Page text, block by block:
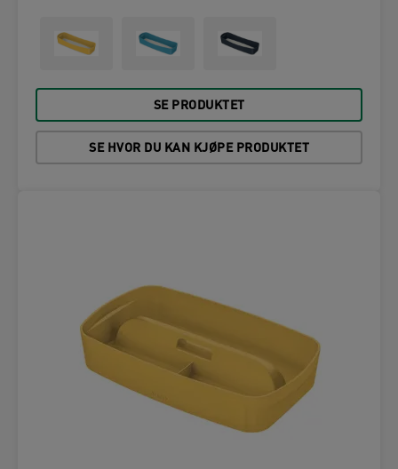
SE PRODUKTET
SE HVOR DU KAN KJØPE PRODUKTET